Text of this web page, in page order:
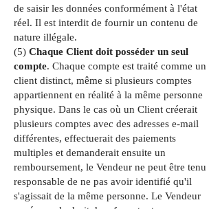
de saisir les données conformément à l'état
réel. Il est interdit de fournir un contenu de
nature illégale.
(5) Chaque Client doit posséder un seul
compte. Chaque compte est traité comme un
client distinct, même si plusieurs comptes
appartiennent en réalité à la même personne
physique. Dans le cas où un Client créerait
plusieurs comptes avec des adresses e-mail
différentes, effectuerait des paiements
multiples et demanderait ensuite un
remboursement, le Vendeur ne peut être tenu
responsable de ne pas avoir identifié qu'il
s'agissait de la même personne. Le Vendeur